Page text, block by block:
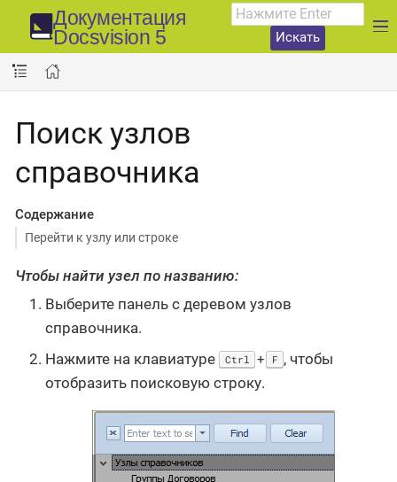
Документация
Docsvision 5
Искать
Поиск узлов
справочника
Содержание
Перейти к узлу или строке
Чтобы найти узел по названию:
Выберите панель с деревом узлов
справочника.
Нажмите на клавиатуре
Ctrl + F , чтобы
отобразить поисковую строку.